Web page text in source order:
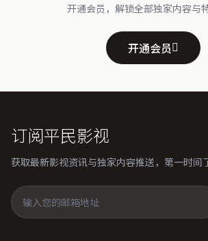
开通会员，解锁全部独家内容与
开通会员
订阅平民影视
获取最新影视资讯与独家内容推送，第一时间